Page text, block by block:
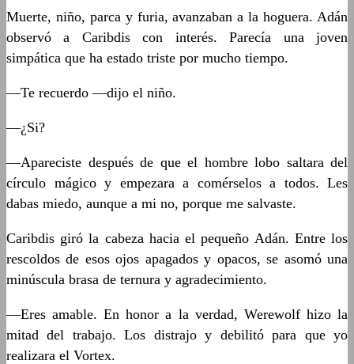
Muerte, niño, parca y furia, avanzaban a la hoguera. Adán
observó a Caribdis con interés. Parecía una joven
simpática que ha estado triste por mucho tiempo.
—Te recuerdo —dijo el niño.
—¿Si?
—Apareciste después de que el hombre lobo saltara del
círculo mágico y empezara a comérselos a todos. Les
dabas miedo, aunque a mi no, porque me salvaste.
Caribdis giró la cabeza hacia el pequeño Adán. Entre los
rescoldos de esos ojos apagados y opacos, se asomó una
minúscula brasa de ternura y agradecimiento.
—Eres amable. En honor a la verdad, Werewolf hizo la
mitad del trabajo. Los distrajo y debilitó para que yo
realizara el Vortex.